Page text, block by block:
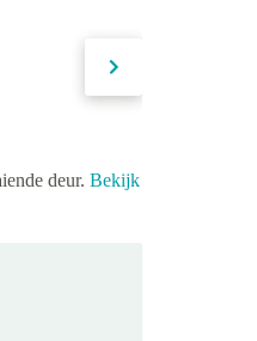
deur. Bekijk